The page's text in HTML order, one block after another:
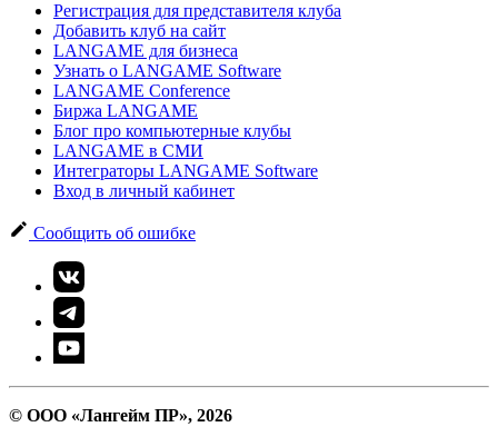
Регистрация для представителя клуба
Добавить клуб на сайт
LANGAME для бизнеса
Узнать о LANGAME Software
LANGAME Conference
Биржа LANGAME
Блог про компьютерные клубы
LANGAME в СМИ
Интеграторы LANGAME Software
Вход в личный кабинет
Сообщить об ошибке
© ООО «Лангейм ПР», 2026